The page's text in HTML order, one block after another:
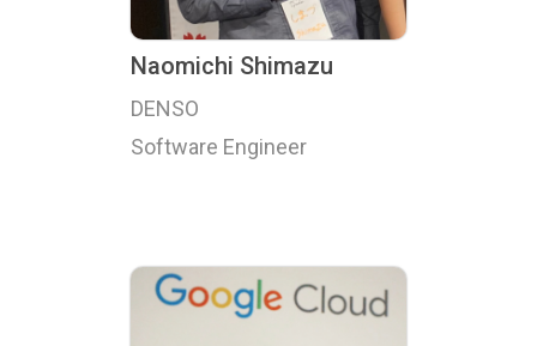
Naomichi Shimazu
DENSO
Software Engineer